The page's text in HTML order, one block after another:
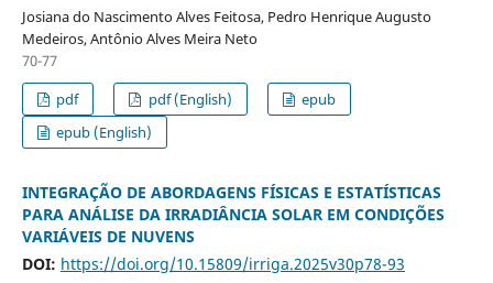
Josiana do Nascimento Alves Feitosa, Pedro Henrique Augusto
Medeiros, Antônio Alves Meira Neto
70-77
pdf
pdf (English)
epub
epub (English)
INTEGRAÇÃO DE ABORDAGENS FÍSICAS E ESTATÍSTICAS
PARA ANÁLISE DA IRRADIÂNCIA SOLAR EM CONDIÇÕES
VARIÁVEIS DE NUVENS
DOI: https://doi.org/10.15809/irriga.2025v30p78-93